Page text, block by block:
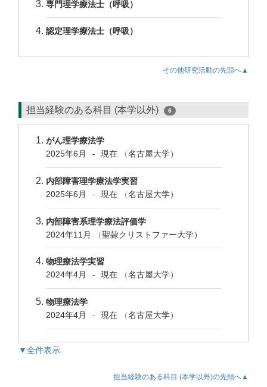
専門理学療法士（呼吸）
認定理学療法士（呼吸）
その他研究活動の先頭へ▲
担当経験のある科目 (本学以外) 6
がん理学療法学
2025年6月
- 現在 （名古屋大学）
内部障害理学療法学実習
2025年6月
- 現在 （名古屋大学）
内部障害系理学療法評価学
2024年11月
（聖隷クリストファー大学）
物理療法学実習
2024年4月
- 現在 （名古屋大学）
物理療法学
2024年4月
- 現在 （名古屋大学）
▼全件表示
担当経験のある科目 (本学以外)の先頭へ▲